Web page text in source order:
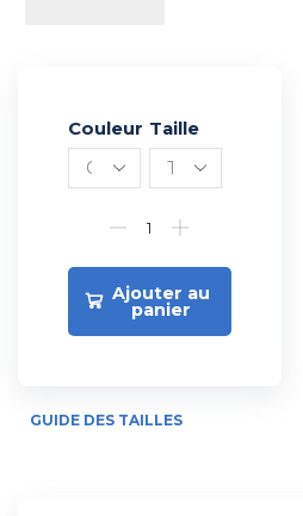
Couleur Taille
Ajouter au
panier
Alternative:
GUIDE DES TAILLES